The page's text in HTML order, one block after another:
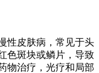
性皮肤病，常见于头
色斑块或鳞片，导致
物治疗，光疗和局部